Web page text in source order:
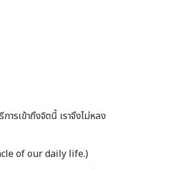
รเข้าถึงจิตนี้ เราจึงไม่หลง
of our daily life.)